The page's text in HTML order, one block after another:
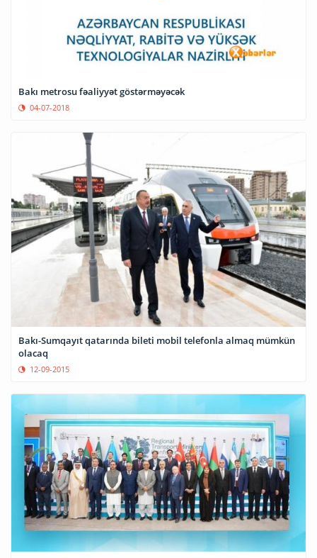
Bakı metrosu fəaliyyət göstərməyəcək
04-07-2018
Bakı-Sumqayıt qatarında bileti mobil telefonla almaq mümkün
olacaq
12-09-2015